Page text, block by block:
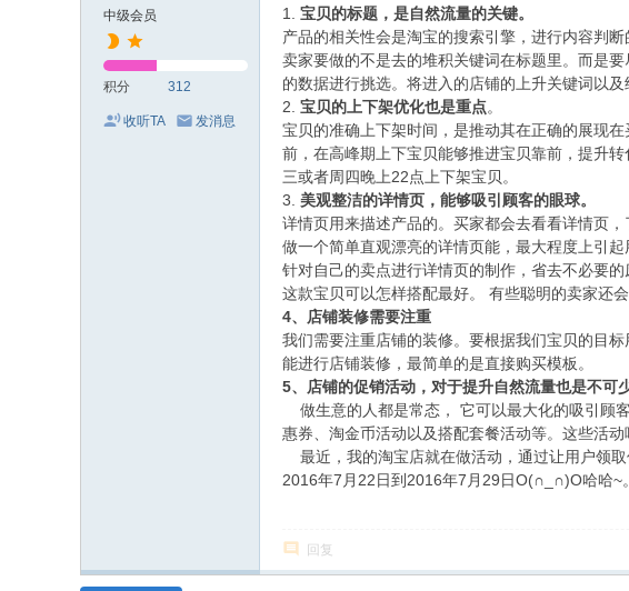
中级会员
积分 312
收听TA 发消息
1. 宝贝的标题，是自然流量的关键。
产品的相关性会是淘宝的搜索引擎，进行内容判
卖家要做的不是去的堆积关键词在标题里。而是
的数据进行挑选。将进入的店铺的上升关键词以
2. 宝贝的上下架优化也是重点。
宝贝的准确上下架时间，是推动其在正确的展现
前，在高峰期上下宝贝能够推进宝贝靠前，提升
三或者周四晚上22点上下架宝贝。
3. 美观整洁的详情页，能够吸引顾客的眼球。
详情页用来描述产品的。买家都会去看看详情页，
做一个简单直观漂亮的详情页能，最大程度上引
针对自己的卖点进行详情页的制作，省去不必要
这款宝贝可以怎样搭配最好。 有些聪明的卖家还
4、店铺装修需要注重
我们需要注重店铺的装修。要根据我们宝贝的目
能进行店铺装修，最简单的是直接购买模板。
5、店铺的促销活动，对于提升自然流量也是不可
做生意的人都是常态， 它可以最大化的吸引顾
惠券、淘金币活动以及搭配套餐活动等。这些活
最近，我的淘宝店就在做活动，通过让用户领
2016年7月22日到2016年7月29日O(∩_∩)O哈哈~。
回复